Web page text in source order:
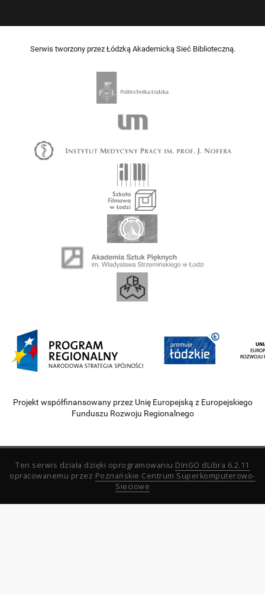
Serwis tworzony przez Łódzką Akademicką Sieć Biblioteczną.
Projekt współfinansowany przez Unię Europejską z Europejskiego
Funduszu Rozwoju Regionalnego
Ten serwis działa dzięki oprogramowaniu DInGO dLibra 6.2.11
opracowanemu przez Poznańskie Centrum Superkomputerowo-
Sieciowe